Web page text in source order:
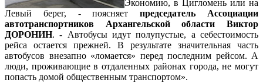
Экономию, в Цигломень или на
Левый берег, - поясняетпредседатель Ассоциации
автотранспортников Архангельской области Виктор
ДОРОНИН. - Автобусы идут полупустые, а себестоимость
рейса остается прежней. В результате значительная часть
автобусов внезапно «ломается» перед последним рейсом. А
люди, проживающие в отдаленных районах города, не могут
попасть домой общественным транспортом».